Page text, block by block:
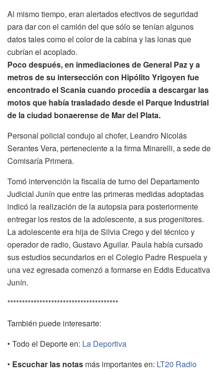
Al mismo tiempo, eran alertados efectivos de seguridad
para dar con el camión del que sólo se tenían algunos
datos tales como el color de la cabina y las lonas que
cubrían el acoplado.
Poco después, en inmediaciones de General Paz y a
metros de su intersección con Hipólito Yrigoyen fue
encontrado el Scania cuando procedía a descargar las
motos que había trasladado desde el Parque Industrial
de la ciudad bonaerense de Mar del Plata.
Personal policial condujo al chofer, Leandro Nicolás
Serantes Vera, perteneciente a la firma Minarelli, a sede de
Comisaría Primera.
Tomó intervención la fiscalía de turno del Departamento
Judicial Junín que entre las primeras medidas adoptadas
indicó la realización de la autopsia para posteriormente
entregar los restos de la adolescente, a sus progenitores.
La adolescente era hija de Silvia Crego y del técnico y
operador de radio, Gustavo Aguilar. Paula había cursado
sus estudios secundarios en el Colegio Padre Respuela y
una vez egresada comenzó a formarse en Eddis Educativa
Junín.
**************************************
También puede interesarte:
• Todo el Deporte en: La Deportiva
• Escuchar las notas más importantes en: LT20 Radio